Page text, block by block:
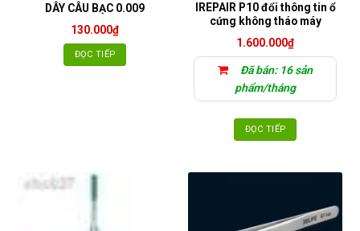
DÂY CÂU BẠC 0.009
130.000₫
ĐỌC TIẾP
IREPAIR P10 đổi thông tin ổ
cứng không tháo máy
1.600.000₫
Đã bán: 16 sản
phẩm/tháng
ĐỌC TIẾP